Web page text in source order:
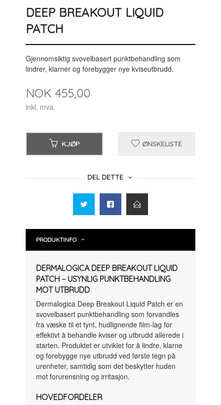
DEEP BREAKOUT LIQUID
PATCH
Gjennomsiktig svovelbasert punktbehandling som
lindrer, klarner og forebygger nye kviseutbrudd.
Pris
NOK 455,00
inkl. mva.
KJØP ØNSKELISTE
DEL DETTE
PRODUKTINFO
DERMALOGICA DEEP BREAKOUT LIQUID
PATCH – USYNLIG PUNKTBEHANDLING
MOT UTBRUDD
Dermalogica Deep Breakout Liquid Patch er en
svovelbasert punktbehandling som forvandles
fra væske til et tynt, hudlignende film-lag for
effektivt å behandle kviser og utbrudd allerede i
starten. Produktet er utviklet for å lindre, klarne
og forebygge nye utbrudd ved første tegn på
urenheter, samtidig som det beskytter huden
mot forurensning og irritasjon.
HOVEDFORDELER